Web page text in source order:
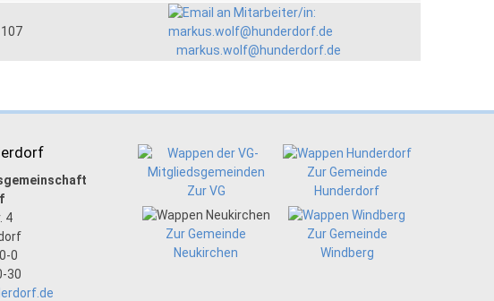
107
markus.wolf@hunderdorf.de
4
0
30
Zur VG
Zur Gemeinde
Hunderdorf
Zur Gemeinde
Neukirchen
Zur Gemeinde
Windberg